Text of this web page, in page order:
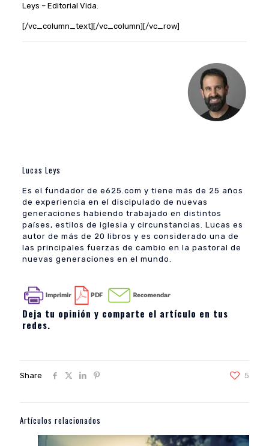
Leys – Editorial Vida.
[/vc_column_text][/vc_column][/vc_row]
Lucas Leys
Es el fundador de e625.com y tiene más de 25 años
de experiencia en el discipulado de nuevas
generaciones habiendo trabajado en distintos
países, estilos de iglesia y circunstancias. Lucas es
autor de más de 20 libros y es considerado una de
las principales fuerzas de cambio en la pastoral de
nuevas generaciones en el mundo.
Deja tu opinión y comparte el artículo en tus
redes.
Share 5
Artículos relacionados